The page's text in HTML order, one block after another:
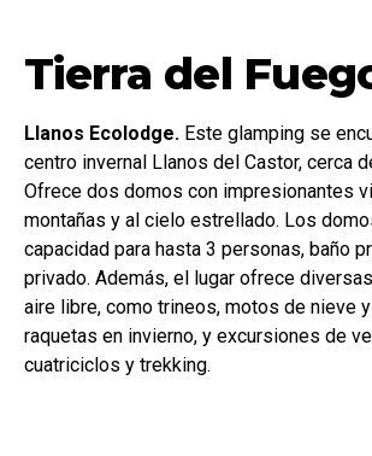
Tierra del
Llanos Ecolodge. Este glamping se
centro invernal Llanos del Castor, cerca
Ofrece dos domos con impresionantes
montañas y al cielo estrellado. Los
capacidad para hasta 3 personas, baño
privado. Además, el lugar ofrece
aire libre, como trineos, motos de nieve
raquetas en invierno, y excursiones de
cuatriciclos y trekking.